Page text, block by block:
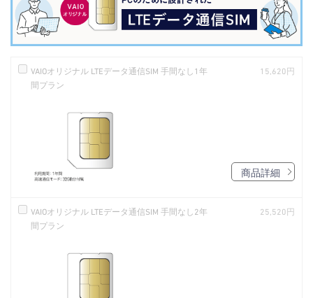
VAIOオリジナル LTEデータ通信SIM 手間なし1年
間プラン
15,620円
商品詳細
VAIOオリジナル LTEデータ通信SIM 手間なし2年
間プラン
25,520円